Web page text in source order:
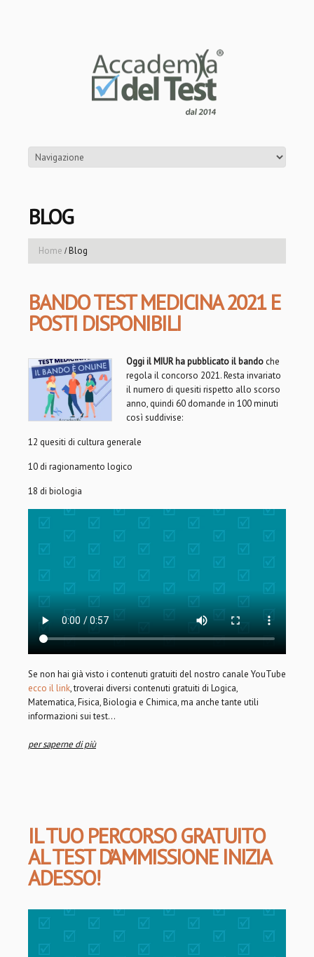
BLOG
Home Blog
BANDO TEST MEDICINA 2021 E
POSTI DISPONIBILI
Oggi il MIUR ha pubblicato il bando che
regola il concorso 2021. Resta invariato
il numero di quesiti rispetto allo scorso
anno, quindi 60 domande in 100 minuti
così suddivise:
12 quesiti di cultura generale
10 di ragionamento logico
18 di biologia
Se non hai già visto i contenuti gratuiti del nostro canale YouTube
ecco il link, troverai diversi contenuti gratuiti di Logica,
Matematica, Fisica, Biologia e Chimica, ma anche tante utili
informazioni sui test...
per saperne di più
IL TUO PERCORSO GRATUITO
AL TEST D’AMMISSIONE INIZIA
ADESSO!